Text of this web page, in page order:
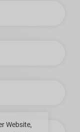
Website,